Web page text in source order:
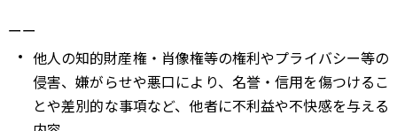
ーー
他人の知的財産権・肖像権等の権利やプライバシー等の
侵害、嫌がらせや悪口により、名誉・信用を傷つけるこ
とや差別的な事項など、他者に不利益や不快感を与える